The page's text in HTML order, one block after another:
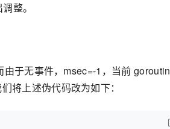
整。
于无事件，msec=-1，当前
将上述伪代码改为如下：